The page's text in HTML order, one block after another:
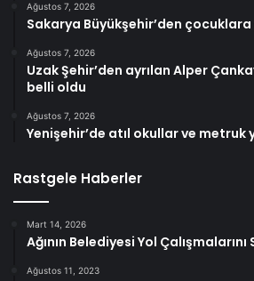
Ağustos 7, 2026
Sakarya Büyükşehir’den
Ağustos 7, 2026
Uzak Şehir’den ayrılan Alper
belli oldu
Ağustos 7, 2026
Yenişehir’de atıl okullar ve metruk
Rastgele Haberler
Mart 14, 2026
Ağının Belediyesi Yol
Ağustos 11, 2023